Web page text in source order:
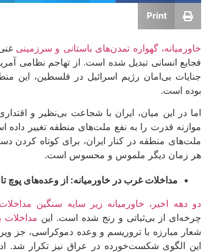
Print
خاورمیانه، گهواره تمدن‌های باستانی و سرزمینی
فجایع انسانی تبدیل شده است. از تهاجم نظامی
جنایات بی‌امان رژیم اسرائیل در فلسطین، این
بوده است.
اما در این میان، ایران با شجاعت بی‌نظیر و
موازنه قدرت را به نفع ملت‌های منطقه تغییر داده
ملت‌های منطقه در کنار ایران، برای کوتاه
هر زمان دیگر ملموس و محسوس است.
مداخلات غرب در خاورمیانه: از وعده‌های پوچ تا
دو دهه اخیر، خاورمیانه زیر سایه سنگین
چرخه‌ای از بی‌ثباتی و رنج شده است. این مداخلات با
این الگوی شکست‌خورده در عراق نیز تکرار شد.